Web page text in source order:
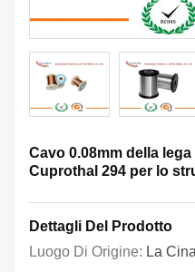
Cavo 0.08mm della
Cuprothal 294 per lo
Dettagli Del Prodotto
Luogo Di Origine: La